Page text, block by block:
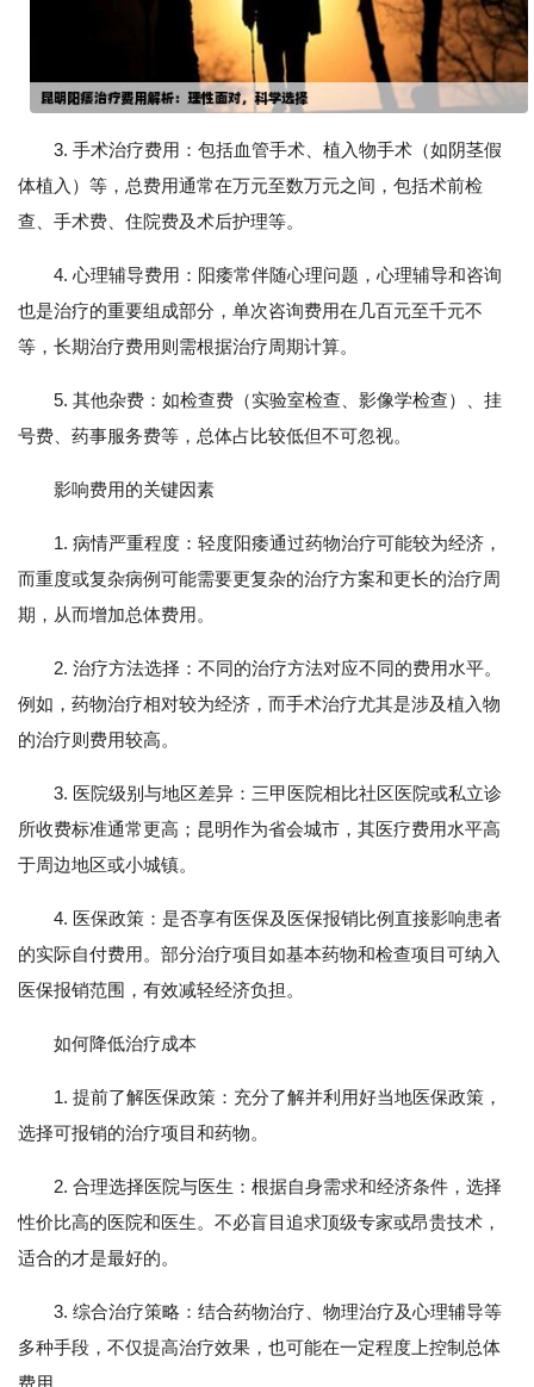
3. 手术治疗费用：包括血管手术、植入物手术（如阴茎假
体植入）等，总费用通常在万元至数万元之间，包括术前检
查、手术费、住院费及术后护理等。
4. 心理辅导费用：阳痿常伴随心理问题，心理辅导和咨询
也是治疗的重要组成部分，单次咨询费用在几百元至千元不
等，长期治疗费用则需根据治疗周期计算。
5. 其他杂费：如检查费（实验室检查、影像学检查）、挂
号费、药事服务费等，总体占比较低但不可忽视。
影响费用的关键因素
1. 病情严重程度：轻度阳痿通过药物治疗可能较为经济，
而重度或复杂病例可能需要更复杂的治疗方案和更长的治疗周
期，从而增加总体费用。
2. 治疗方法选择：不同的治疗方法对应不同的费用水平。
例如，药物治疗相对较为经济，而手术治疗尤其是涉及植入物
的治疗则费用较高。
3. 医院级别与地区差异：三甲医院相比社区医院或私立诊
所收费标准通常更高；昆明作为省会城市，其医疗费用水平高
于周边地区或小城镇。
4. 医保政策：是否享有医保及医保报销比例直接影响患者
的实际自付费用。部分治疗项目如基本药物和检查项目可纳入
医保报销范围，有效减轻经济负担。
如何降低治疗成本
1. 提前了解医保政策：充分了解并利用好当地医保政策，
选择可报销的治疗项目和药物。
2. 合理选择医院与医生：根据自身需求和经济条件，选择
性价比高的医院和医生。不必盲目追求顶级专家或昂贵技术，
适合的才是最好的。
3. 综合治疗策略：结合药物治疗、物理治疗及心理辅导等
多种手段，不仅提高治疗效果，也可能在一定程度上控制总体
费用。